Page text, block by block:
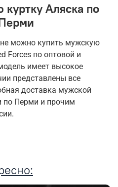
куртку Аляска по
можно купить мужскую
Forces по оптовой и
имеет высокое
представлены все
доставка мужской
по Перми и прочим